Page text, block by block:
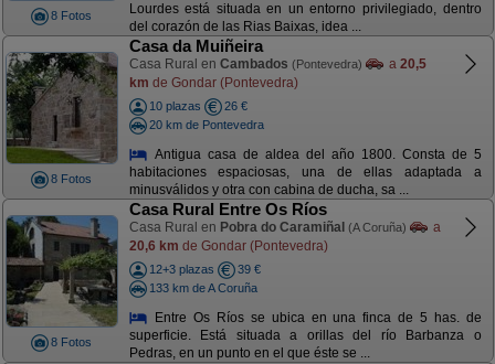
8 Fotos
Lourdes está situada en un entorno privilegiado, dentro
del corazón de las Rias Baixas, idea ...
8 Fotos
Casa da Muiñeira
Casa Rural en Cambados (Pontevedra) a 20,5
km de Gondar (Pontevedra)
10 plazas
26 €
20 km de Pontevedra
Antigua casa de aldea del año 1800. Consta de 5
habitaciones espaciosas, una de ellas adaptada a
minusválidos y otra con cabina de ducha, sa ...
8 Fotos
Casa Rural Entre Os Ríos
Casa Rural en Pobra do Caramiñal (A Coruña)
a
20,6 km de Gondar (Pontevedra)
12+3 plazas
39 €
133 km de A Coruña
Entre Os Ríos se ubica en una finca de 5 has. de
superficie. Está situada a orillas del río Barbanza o
Pedras, en un punto en el que éste se ...